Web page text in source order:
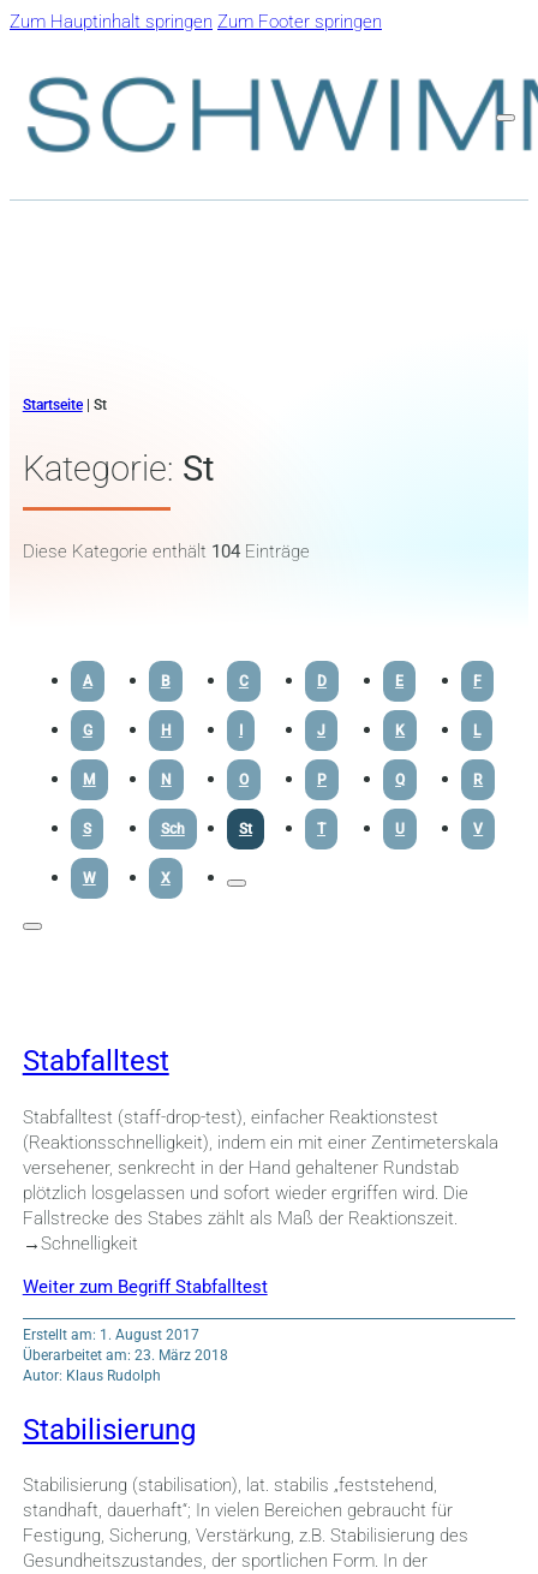
Zum Hauptinhalt springen Zum Footer springen
Startseite| St
Kategorie: St
Diese Kategorie enthält 104Einträge
A B C D E F
G H I J K L
M N O P Q R
S Sch St T U V
W X
Stabfalltest
Stabfalltest (staff-drop-test), einfacher Reaktionstest
(Reaktionsschnelligkeit), indem ein mit einer Zentimeterskala
versehener, senkrecht in der Hand gehaltener Rundstab
plötzlich losgelassen und sofort wieder ergriffen wird. Die
Fallstrecke des Stabes zählt als Maß der Reaktionszeit.
→Schnelligkeit
Weiter zum Begriff Stabfalltest
Erstellt am: 1. August 2017
Überarbeitet am: 23. März 2018
Autor: Klaus Rudolph
Stabilisierung
Stabilisierung (stabilisation), lat. stabilis „feststehend,
standhaft, dauerhaft“; In vielen Bereichen gebraucht für
Festigung, Sicherung, Verstärkung, z.B. Stabilisierung des
Gesundheitszustandes, der sportlichen Form. In der